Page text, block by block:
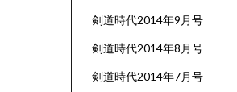
剣道時代2014年9月号
剣道時代2014年8月号
剣道時代2014年7月号